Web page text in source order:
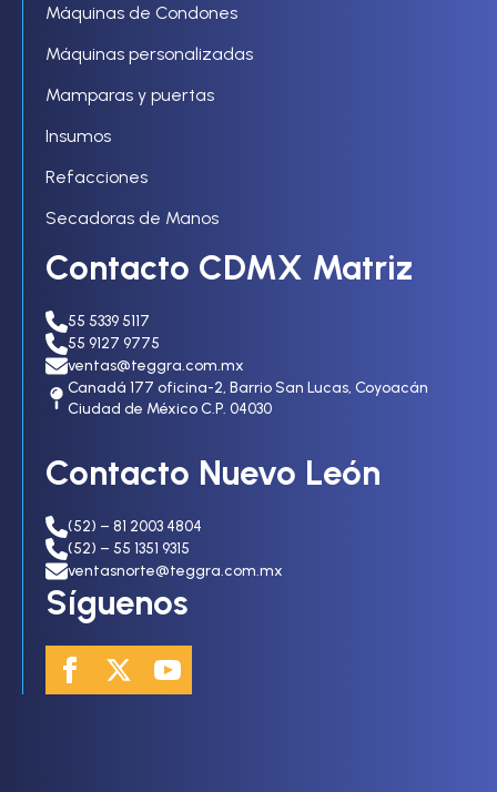
Máquinas de Condones
Máquinas personalizadas
Mamparas y puertas
Insumos
Refacciones
Secadoras de Manos
Contacto CDMX Matriz
55 5339 5117
55 9127 9775
ventas@teggra.com.mx
Canadá 177 oficina-2, Barrio San Lucas, Coyoacán
Ciudad de México C.P. 04030
Contacto Nuevo León
(52) – 81 2003 4804
(52) – 55 1351 9315
ventasnorte@teggra.com.mx
Síguenos